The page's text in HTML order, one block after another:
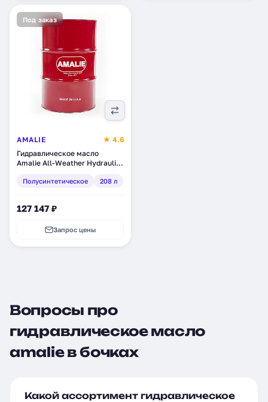
Под заказ
AMALIE
★ 4.6
Гидравлическое масло
Amalie All-Weather Hydraulic
208 л (160-64133-05)
Полусинтетическое 208 л
127 147 ₽
Запрос цены
Вопросы про
гидравлическое масло
amalie в бочках
Какой ассортимент гидравлическое